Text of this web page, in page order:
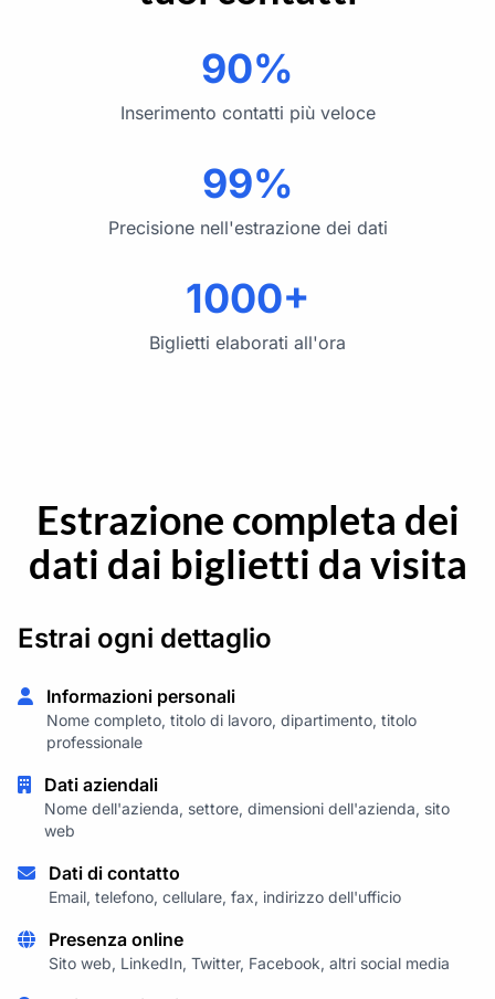
90%
Inserimento contatti più veloce
99%
Precisione nell'estrazione dei dati
1000+
Biglietti elaborati all'ora
Estrazione completa dei
dati dai biglietti da visita
Estrai ogni dettaglio
Informazioni personali
Nome completo, titolo di lavoro, dipartimento, titolo
professionale
Dati aziendali
Nome dell'azienda, settore, dimensioni dell'azienda, sito
web
Dati di contatto
Email, telefono, cellulare, fax, indirizzo dell'ufficio
Presenza online
Sito web, LinkedIn, Twitter, Facebook, altri social media